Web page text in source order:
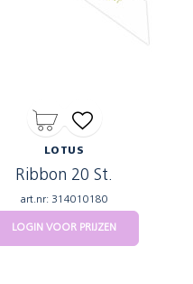
LOTUS
Ribbon 20 St.
art.nr: 314010180
LOGIN VOOR PRIJZEN